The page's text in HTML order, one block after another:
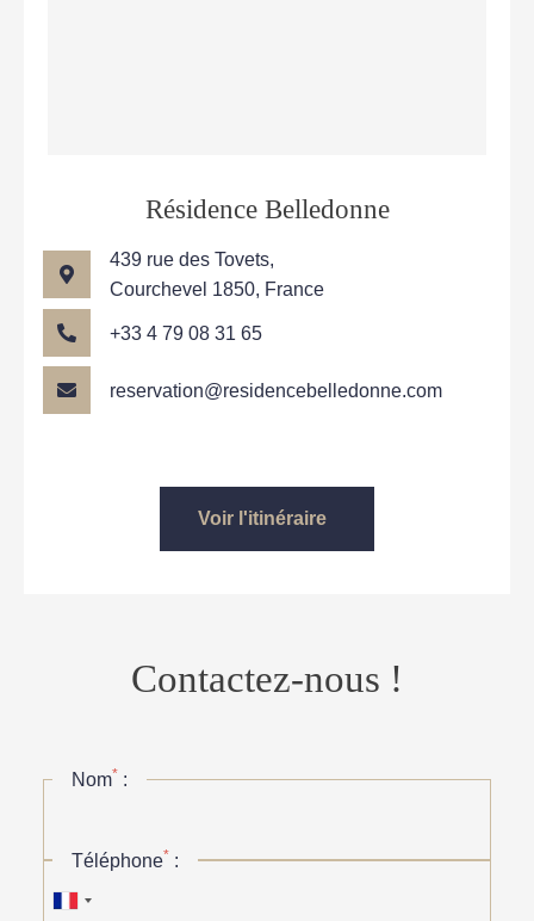
Résidence Belledonne
439 rue des Tovets,
Courchevel 1850, France
+33 4 79 08 31 65
reservation@residencebelledonne.com
Voir l'itinéraire
Contactez-nous !
Nom* :
Téléphone* :